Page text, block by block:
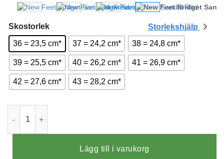
Skostorlek
Storlekshjälp
36 = 23,5 cm*
37 = 24,2 cm* 38 = 24,8 cm*
39 = 25,5 cm* 40 = 26,2 cm* 41 = 26,9 cm*
42 = 27,6 cm* 43 = 28,2 cm*
Lägg till i varukorg